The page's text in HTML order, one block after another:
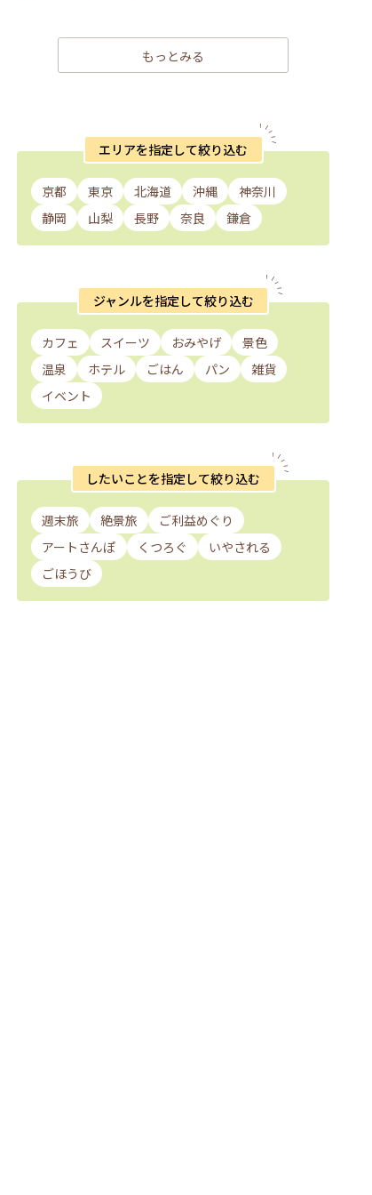
もっとみる
エリアを指定して絞り込む
京都 東京 北海道 沖縄
神奈川
静岡
山梨 長野 奈良 鎌倉
ジャンルを指定して絞り込む
カフェ スイーツ おみやげ
景色
温泉
ホテル ごはん パン
雑貨
イベント
したいことを指定して絞り込む
週末旅 絶景旅
ご利益めぐり
アートさんぽ
くつろぐ
いやされる
ごほうび